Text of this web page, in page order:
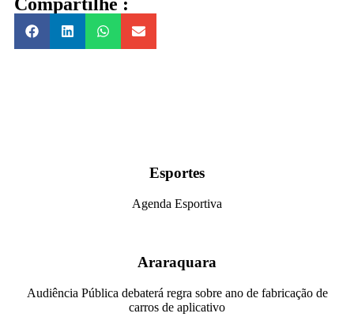
Compartilhe :
Esportes
Agenda Esportiva
Araraquara
Audiência Pública debaterá regra sobre ano de fabricação de
carros de aplicativo